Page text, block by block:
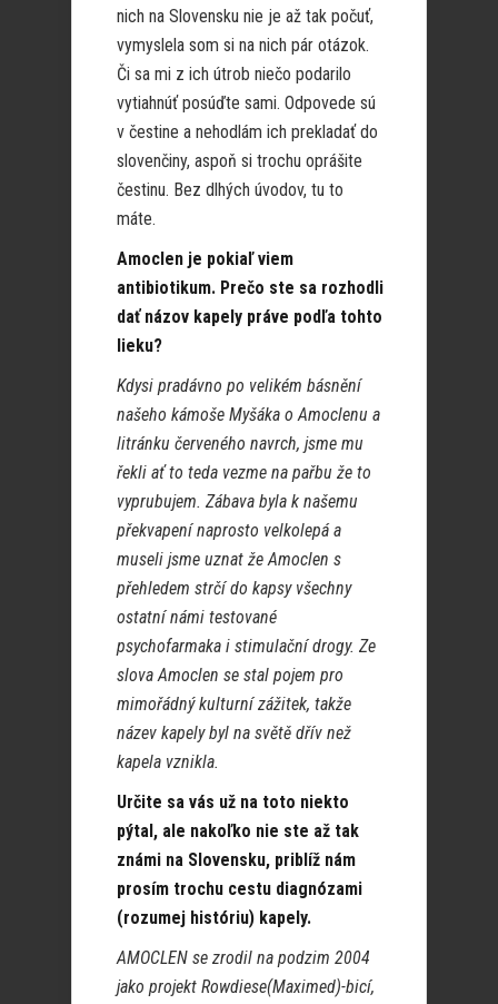
nich na Slovensku nie je až tak počuť,
vymyslela som si na nich pár otázok.
Či sa mi z ich útrob niečo podarilo
vytiahnúť posúďte sami. Odpovede sú
v čestine a nehodlám ich prekladať do
slovenčiny, aspoň si trochu oprášite
čestinu. Bez dlhých úvodov, tu to
máte.
Amoclen je pokiaľ viem
antibiotikum. Prečo ste sa rozhodli
dať názov kapely práve podľa tohto
lieku?
Kdysi pradávno po velikém básnění
našeho kámoše Myšáka o Amoclenu a
litránku červeného navrch, jsme mu
řekli ať to teda vezme na pařbu že to
vyprubujem. Zábava byla k našemu
překvapení naprosto velkolepá a
museli jsme uznat že Amoclen s
přehledem strčí do kapsy všechny
ostatní námi testované
psychofarmaka i stimulační drogy. Ze
slova Amoclen se stal pojem pro
mimořádný kulturní zážitek, takže
název kapely byl na světě dřív než
kapela vznikla.
Určite sa vás už na toto niekto
pýtal, ale nakoľko nie ste až tak
známi na Slovensku, priblíž nám
prosím trochu cestu diagnózami
(rozumej históriu) kapely.
AMOCLEN se zrodil na podzim 2004
jako projekt Rowdiese(Maximed)-bicí,